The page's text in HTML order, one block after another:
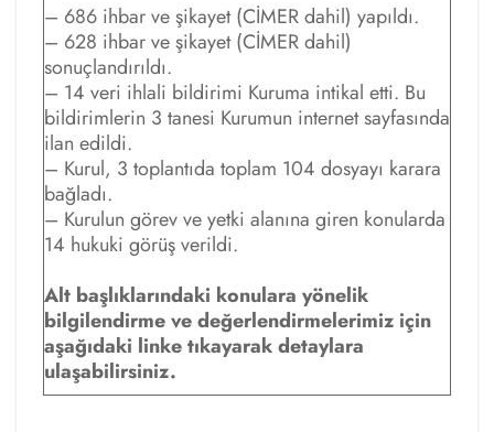
– 686 ihbar ve şikayet (CİMER dahil) yapıldı.
– 628 ihbar ve şikayet (CİMER dahil)
sonuçlandırıldı.
– 14 veri ihlali bildirimi Kuruma intikal etti. Bu
bildirimlerin 3 tanesi Kurumun internet sayfasında
ilan edildi.
– Kurul, 3 toplantıda toplam 104 dosyayı karara
bağladı.
– Kurulun görev ve yetki alanına giren konularda
14 hukuki görüş verildi.
Alt başlıklarındaki konulara yönelik
bilgilendirme ve değerlendirmelerimiz için
aşağıdaki linke tıkayarak detaylara
ulaşabilirsiniz.